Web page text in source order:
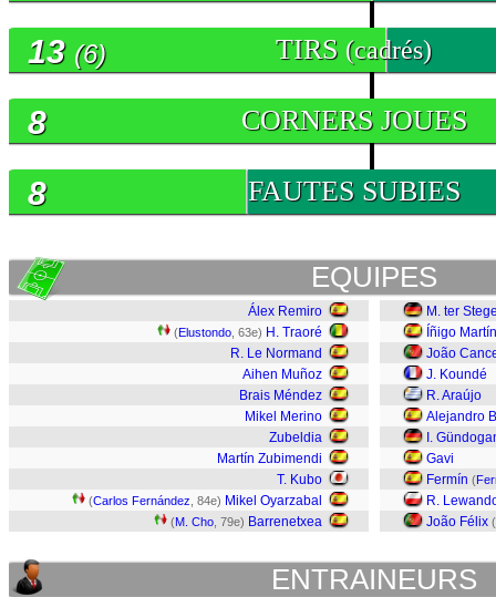
TIRS (cadrés)
13 (6)
CORNERS JOUES
8
FAUTES SUBIES
8
EQUIPES
Álex Remiro
(Elustondo , 63e) H. Traoré
R. Le Normand
Aihen Muñoz
Brais Méndez
Mikel Merino
Zubeldia
Martín Zubimendi
T. Kubo
(Carlos Fernández , 84e) Mikel Oyarzabal
(M. Cho , 79e) Barrenetxea
M. ter
Íñigo
João
J. Koundé
R. Araújo
Alejandro
I.
Gavi
Fermín (
R.
João Félix (
ENTRAINEURS